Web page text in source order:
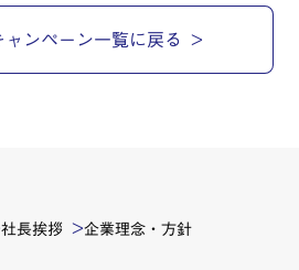
ャンペーン一覧に戻る
社長挨拶 企業理念・方針